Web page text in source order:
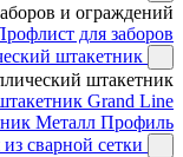
и ограждений
для заборов
штакетник
штакетник
Grand Line
Металл Профиль
сварной сетки